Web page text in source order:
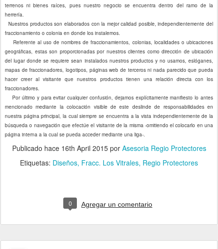
terrenos ni bienes raíces, pues nuestro negocio se encuentra dentro del ramo de la
herrería.
Nuestros productos son elaborados con la mejor calidad posible, independientemente del
fraccionamiento o colonia en donde los instalemos.
Referente al uso de nombres de fraccionamientos, colonias, localidades o ubicaciones
geográficas, estas son proporcionadas por nuestros clientes como dirección de ubicación
del lugar donde se requiere sean instalados nuestros productos y no usamos, eslóganes,
mapas de fraccionadores, logotipos, páginas web de terceros ni nada parecido que pueda
hacer creer al visitante que nuestros productos tienen una relación directa con los
fraccionadores.
Por último y para evitar cualquier confusión, dejamos explícitamente manifiesto lo antes
mencionado mediante la colocación visible de este deslinde de responsabilidades en
nuestra página principal, la cual siempre se encuentra a la vista independientemente de la
búsqueda o navegación que efectúe el visitante de la misma -omitiendo el colocarlo en una
página interna a la cual se pueda acceder mediante una liga-.
Publicado hace 16th April 2015por Asesoria Regio Protectores
Etiquetas: Diseños Fracc. Los Vitrales Regio Protectores
0 Agregar un comentario